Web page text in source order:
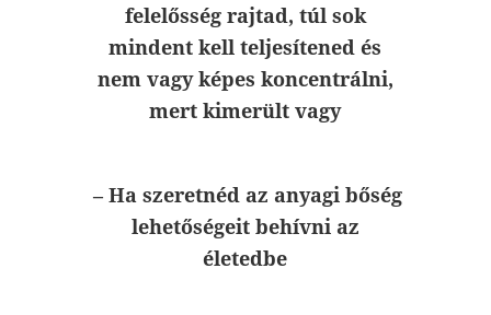
felelősség rajtad, túl sok
mindent kell teljesítened és
nem vagy képes koncentrálni,
mert kimerült vagy
– Ha szeretnéd az anyagi bőség
lehetőségeit behívni az
életedbe